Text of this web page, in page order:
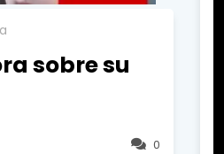
sobre su
0